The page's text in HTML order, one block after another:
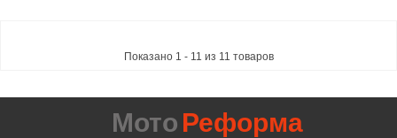
Показано 1 - 11 из 11 товаров
Мото Реформа